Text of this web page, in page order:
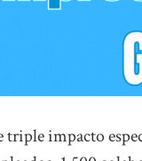
triple impacto